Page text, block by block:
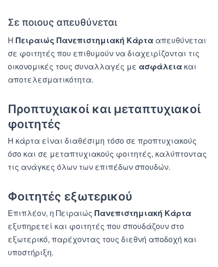
Σε ποιους απευθύνεται
Η Πειραιώς Πανεπιστημιακή Κάρτα απευθύνεται
σε φοιτητές που επιθυμούν να διαχειρίζονται τις
οικονομικές τους συναλλαγές με ασφάλεια και
αποτελεσματικότητα.
Προπτυχιακοί και μεταπτυχιακοί
φοιτητές
Η κάρτα είναι διαθέσιμη τόσο σε προπτυχιακούς
όσο και σε μεταπτυχιακούς φοιτητές, καλύπτοντας
τις ανάγκες όλων των επιπέδων σπουδών.
Φοιτητές εξωτερικού
Επιπλέον, η Πειραιώς Πανεπιστημιακή Κάρτα
εξυπηρετεί και φοιτητές που σπουδάζουν στο
εξωτερικό, παρέχοντας τους διεθνή αποδοχή και
υποστήριξη.